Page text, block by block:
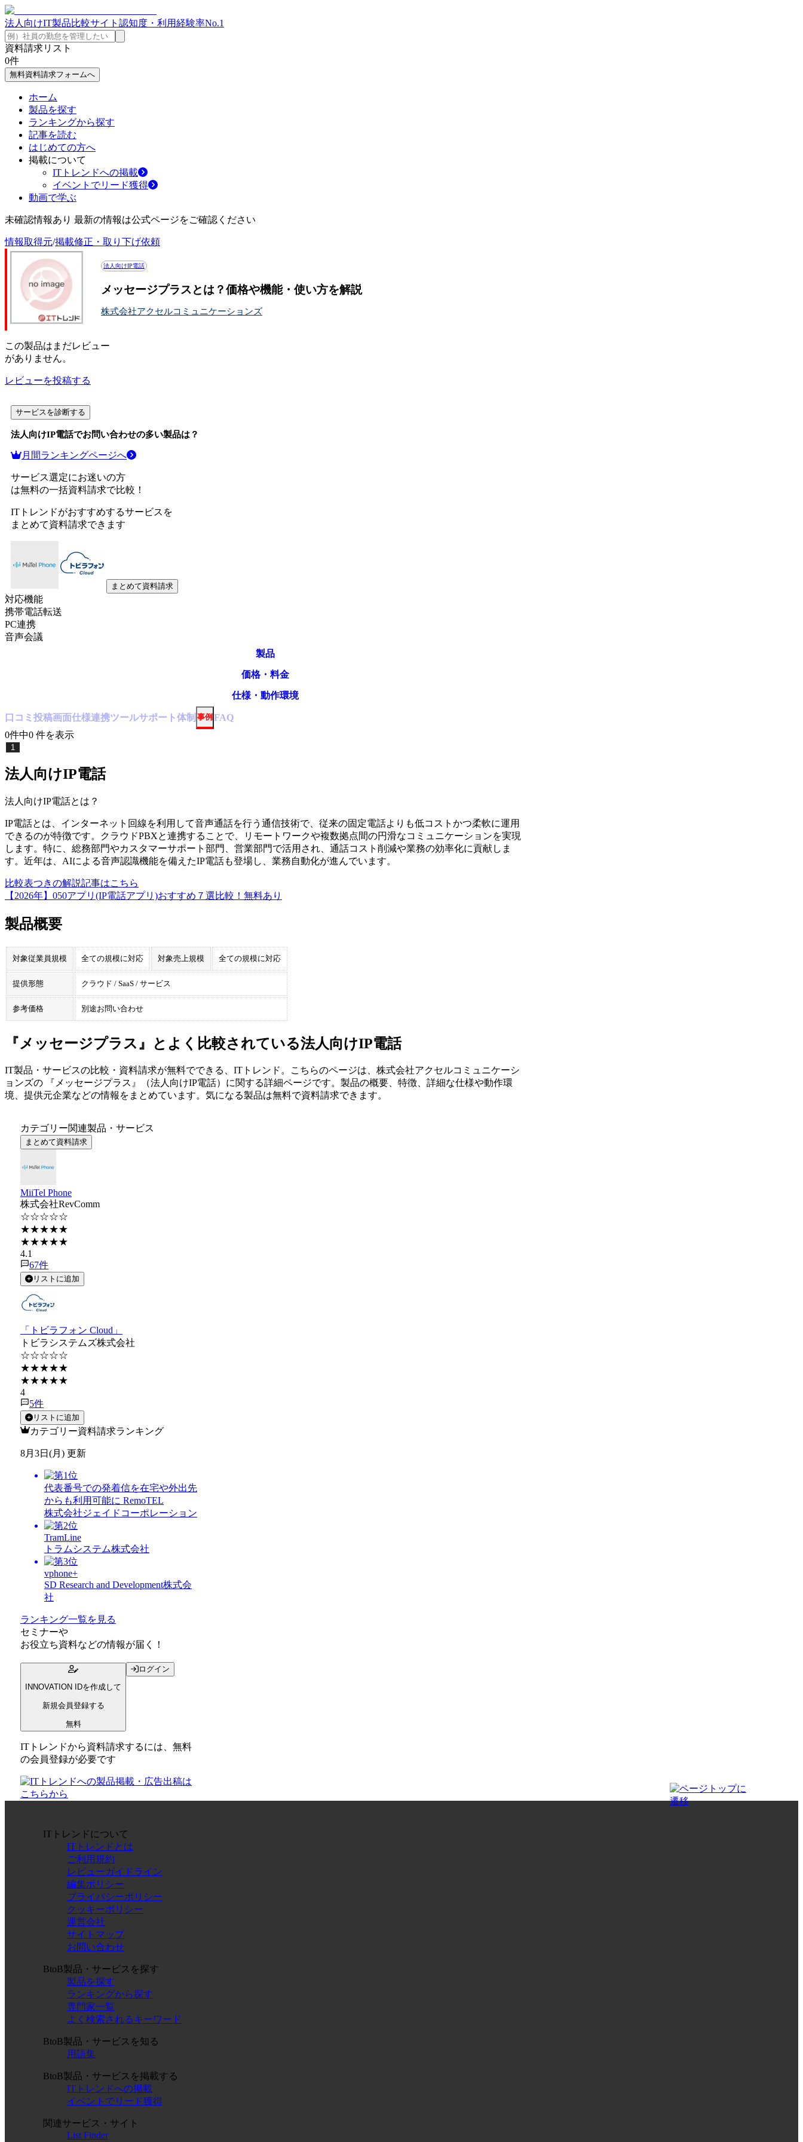
法人向けIT製品比較サイト 認知度・利用経験率No.1
資料請求リスト
0件
無料資料請求フォームへ
ホーム
製品を探す
ランキングから探す
記事を読む
はじめての方へ
掲載について
ITトレンドへの掲載
イベントでリード獲得
動画で学ぶ
未確認情報あり 最新の情報は公式ページをご確認ください
情報取得元/掲載修正・取り下げ依頼
法人向けIP電話
メッセージプラスとは？価格や機能・使い方を解説
株式会社アクセルコミュニケーションズ
この製品はまだレビュー
がありません。
レビューを投稿する
サービスを診断する
法人向けIP電話でお問い合わせの多い製品は？
月間ランキングページへ
サービス選定にお迷いの方
は無料の一括資料請求で比較！
ITトレンドがおすすめするサービスを
まとめて資料請求できます
まとめて資料請求
対応機能
携帯電話転送
PC連携
音声会議
製品
価格・料金
仕様・動作環境
口コミ 投稿画面仕様連携ツールサポート体制 事例 FAQ
0件中0 件を表示
1
法人向けIP電話
法人向けIP電話とは？
IP電話とは、インターネット回線を利用して音声通話を行う通信技術で、従来の固定電話よりも低コストかつ柔軟に運用
できるのが特徴です。クラウドPBXと連携することで、リモートワークや複数拠点間の円滑なコミュニケーションを実現
します。特に、総務部門やカスタマーサポート部門、営業部門で活用され、通話コスト削減や業務の効率化に貢献しま
す。近年は、AIによる音声認識機能を備えたIP電話も登場し、業務自動化が進んでいます。
比較表つきの解説記事はこちら
【2026年】050アプリ(IP電話アプリ)おすすめ７選比較！無料あり
製品概要
対象従業員規模 全ての規模に対応 対象売上規模 全ての規模に対応
提供形態 クラウド / SaaS / サービス
参考価格 別途お問い合わせ
『メッセージプラス』とよく比較されている法人向けIP電話
IT製品・サービスの比較・資料請求が無料でできる、ITトレンド。こちらのページは、 株式会社アクセルコミュニケーシ
ョンズの 『メッセージプラス 』（法人向けIP電話）に関する詳細ページです。製品の概要、特徴、詳細な仕様や動作環
境、提供元企業などの情報をまとめています。気になる製品は無料で資料請求できます。
カテゴリー関連製品・サービス
まとめて資料請求
MiiTel Phone
株式会社RevComm
☆☆☆☆☆
★★★★★
★★★★★
4.1
67件
リストに追加
「トビラフォン Cloud」
トビラシステムズ株式会社
☆☆☆☆☆
★★★★★
★★★★★
4
5件
リストに追加
カテゴリー資料請求ランキング
8月3日(月) 更新
代表番号での発着信を在宅や外出先
からも利用可能に RemoTEL
株式会社ジェイドコーポレーション
TramLine
トラムシステム株式会社
vphone+
SD Research and Development株式会
社
ランキング一覧を見る
セミナーや
お役立ち資料などの情報が届く！
INNOVATION IDを作成して
新規会員登録する
無料
ログイン
ITトレンドから資料請求するには、無料
の会員登録が必要です
ITトレンドについて
ITトレンドとは
ご利用規約
レビューガイドライン
編集ポリシー
プライバシーポリシー
クッキーポリシー
運営会社
サイトマップ
お問い合わせ
BtoB製品・サービスを探す
製品を探す
ランキングから探す
専門家一覧
よく検索されるキーワード
BtoB製品・サービスを知る
用語集
BtoB製品・サービスを掲載する
ITトレンドへの掲載
イベントでリード獲得
関連サービス・サイト
List Finder